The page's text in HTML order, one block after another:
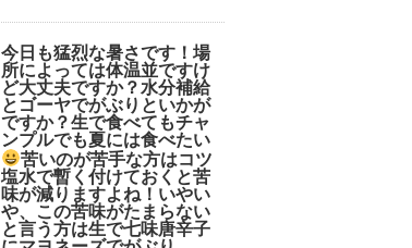
今日も猛烈な暑さです！場
所によっては体温並ですけ
ど大丈夫ですか？水分補給
とゴーヤでがぶりといかが
ですか？生で食べてもチャ
ンプルでも夏には食べたい
苦いのが苦手な方はコツ
塩水で暫く付けておくと苦
味が減りますよね！いやい
や、この苦味がたまらない
と言う方は生で七味唐辛子